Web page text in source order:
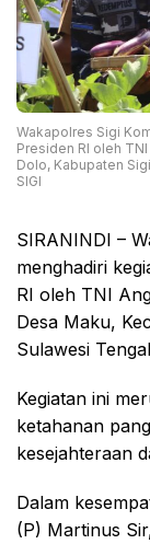
Wakapolres Sigi
Presiden RI oleh
Dolo, Kabupaten
SIGI
SIRANINDI –
menghadiri
RI oleh TNI
Desa Maku,
Sulawesi
Kegiatan ini
ketahanan
kesejahteraan
Dalam
(P) Martinus